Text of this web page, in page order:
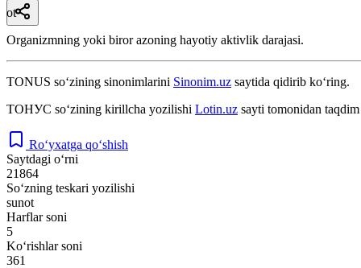
ot
Organizmning yoki biror azoning hayotiy aktivlik darajasi.
TONUS so‘zining sinonimlarini Sinonim.uz saytida qidirib ko‘ring.
ТОНУС so‘zining kirillcha yozilishi Lotin.uz sayti tomonidan
Ro‘yxatga qo‘shish
Saytdagi o‘rni
21864
So‘zning teskari yozilishi
sunot
Harflar soni
5
Ko‘rishlar soni
361